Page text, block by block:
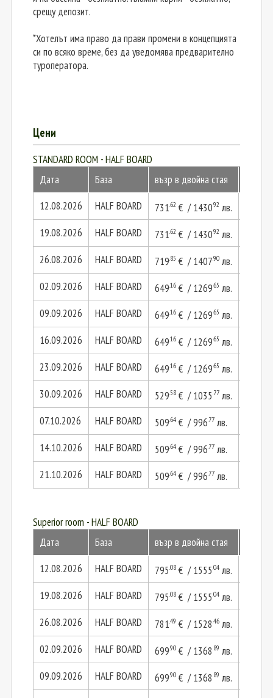
срещу депозит.
*Хотелът има право да прави промени в концепцията
си по всяко време, без да уведомява предварително
туроператора.
Цени
STANDARD ROOM - HALF BOARD
Дата
База възр в двойна стая
12.08.2026
HALF BOARD 731.62 € / 1430.92 лв.
19.08.2026
HALF BOARD 731.62 € / 1430.92 лв.
26.08.2026
HALF BOARD 719.85 € / 1407.90лв.
02.09.2026
HALF BOARD 649.16€ / 1269.65 лв.
09.09.2026
HALF BOARD 649.16€ / 1269.65 лв.
16.09.2026
HALF BOARD 649.16€ / 1269.65 лв.
23.09.2026
HALF BOARD 649.16€ / 1269.65 лв.
30.09.2026
HALF BOARD 529.58€ / 1035.77лв.
07.10.2026
HALF BOARD 509.64€ / 996.77лв.
14.10.2026
HALF BOARD 509.64€ / 996.77лв.
21.10.2026
HALF BOARD 509.64€ / 996.77лв.
Superior room - HALF BOARD
Дата
База възр в двойна стая
12.08.2026
HALF BOARD 795.08€ / 1555.04лв.
19.08.2026
HALF BOARD 795.08€ / 1555.04лв.
26.08.2026
HALF BOARD 781.49 € / 1528.46лв.
02.09.2026
HALF BOARD 699.90€ / 1368.89 лв.
09.09.2026
HALF BOARD 699.90€ / 1368.89 лв.